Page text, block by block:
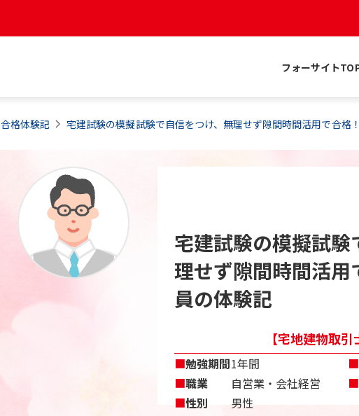
フォーサイト
合格体験記 宅建試験の模擬試験で自信をつけ、無理せず隙間時間活用で合格
宅建試験の模擬試
理せず隙間時間活
員の体験記
【宅地建物取
■勉強期間1年間
■職業
自営業・会社経営
■性別 男性
■
■